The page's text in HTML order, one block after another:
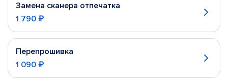
Замена сканера отпечатка
1 790 ₽
Перепрошивка
1 090 ₽